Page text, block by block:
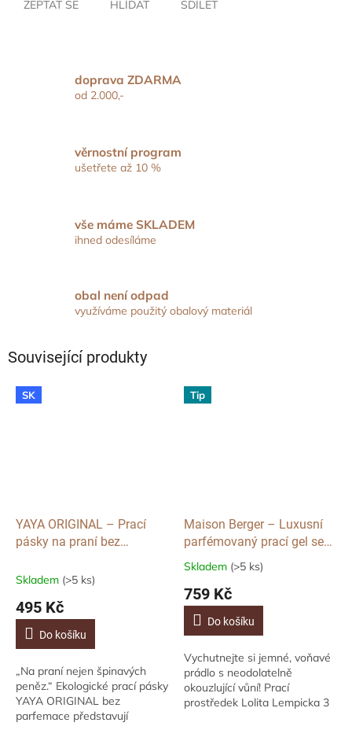
ZEPTAT SE HLÍDAT SDÍLET
doprava ZDARMA
od 2.000,-
věrnostní program
ušetřete až 10 %
vše máme SKLADEM
ihned odesíláme
obal není odpad
využíváme použitý obalový materiál
Související produkty
SK
YAYA ORIGINAL – Prací
pásky na praní bez
proužky), 100 ks
Skladem (>5 ks)
495 Kč
Do košíku
„Na praní nejen špinavých
peněz.“ Ekologické prací pásky
YAYA ORIGINAL bez
parfemace představují
Tip
Maison Berger – Luxusní
parfémovaný prací gel se
změkčovadlem Lolita
Lempicka, 1l
Průměrné
produktu
5,0
5
hvězdiček.
Skladem (>5 ks)
759 Kč
Do košíku
Vychutnejte si jemné, voňavé
prádlo s neodolatelně
okouzlující vůní! Prací
prostředek Lolita Lempicka 3